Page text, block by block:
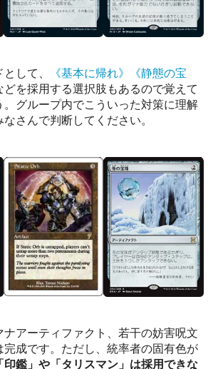
して、 《基本に帰れ》
《静態の宝
どを採用する選択肢もあるので覚えて
。グループ内でこういった対策に理解
さんで判断してください。
アーティファクト、若干の妨害呪文
完成です。ただし、統率者の固有色が
「印鑑」や「タリスマン」は採用できな